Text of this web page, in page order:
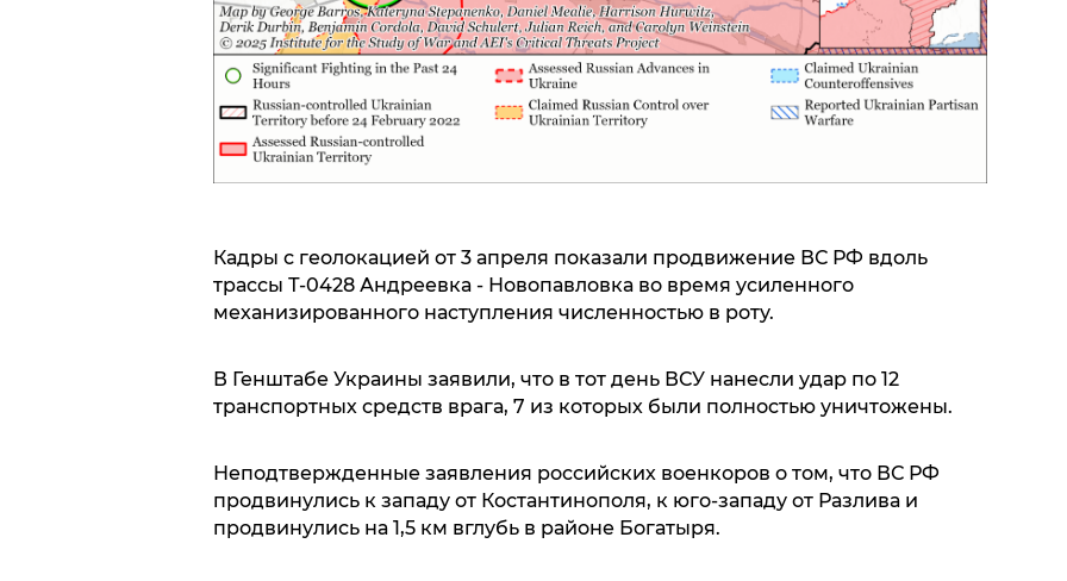
Кадры с геолокацией от 3 апреля показали продвижение ВС РФ вдоль
трассы Т-0428 Андреевка - Новопавловка во время усиленного
механизированного наступления численностью в роту.
В Генштабе Украины заявили, что в тот день ВСУ нанесли удар по 12
транспортных средств врага, 7 из которых были полностью уничтожены.
Неподтвержденные заявления российских военкоров о том, что ВС РФ
продвинулись к западу от Костантинополя, к юго-западу от Разлива и
продвинулись на 1,5 км вглубь в районе Богатыря.